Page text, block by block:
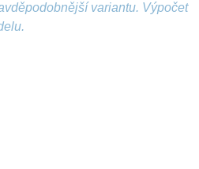
variantu. Výpočet